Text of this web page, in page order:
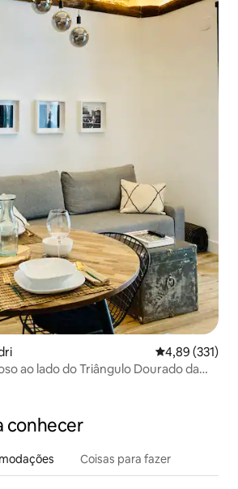
4,89 de uma
4,89 (331)
ao lado do Triângulo Dourado da
conhecer
Coisas para fazer